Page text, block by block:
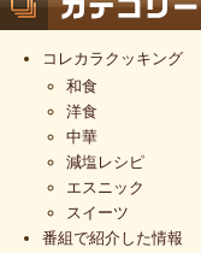
コレカラクッキング
和食
洋食
中華
減塩レシピ
エスニック
スイーツ
番組で紹介した情報